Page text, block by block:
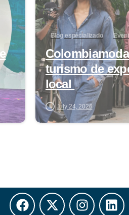
Blog especializado
turismo de
local
July 24, 2026